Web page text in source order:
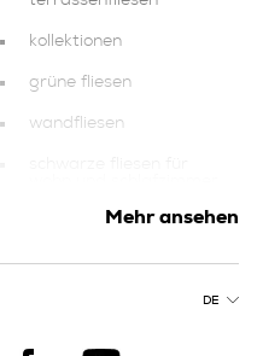
kollektionen
grüne fliesen
wandfliesen
graphit-fliesen für
Mehr ansehen
DE